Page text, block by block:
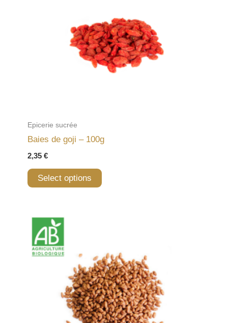
Epicerie sucrée
Baies de goji – 100g
2,35 €
Select options